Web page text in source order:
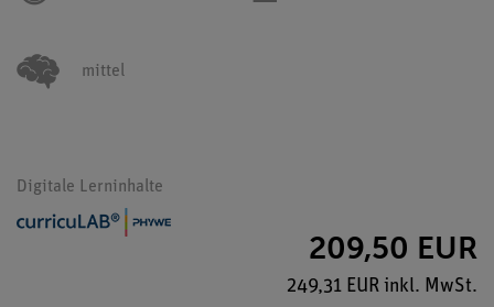
mittel
Digitale Lerninhalte
209,50 EUR
249,31 EUR inkl. MwSt.